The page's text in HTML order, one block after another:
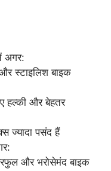
अगर:
स्टाइलिश बाइक
हल्की और बेहतर
ज्यादा पसंद हैं
और भरोसेमंद बाइक